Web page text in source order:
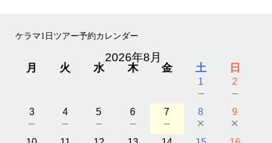
ケラマ1日ツアー予約カレンダー
2026年8月
月 火 水 木 金 土 日
1
－
2
－
3
－
4
－
5
－
6
－
7
－
8
×
9
×